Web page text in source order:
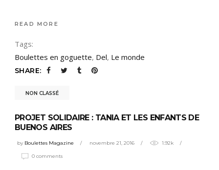
READ MORE
Tags:
Boulettes en goguette, Del, Le monde
SHARE:
NON CLASSÉ
PROJET SOLIDAIRE : TANIA ET LES ENFANTS DE
BUENOS AIRES
by Boulettes Magazine novembre 21, 2016 1.92k
0 comments